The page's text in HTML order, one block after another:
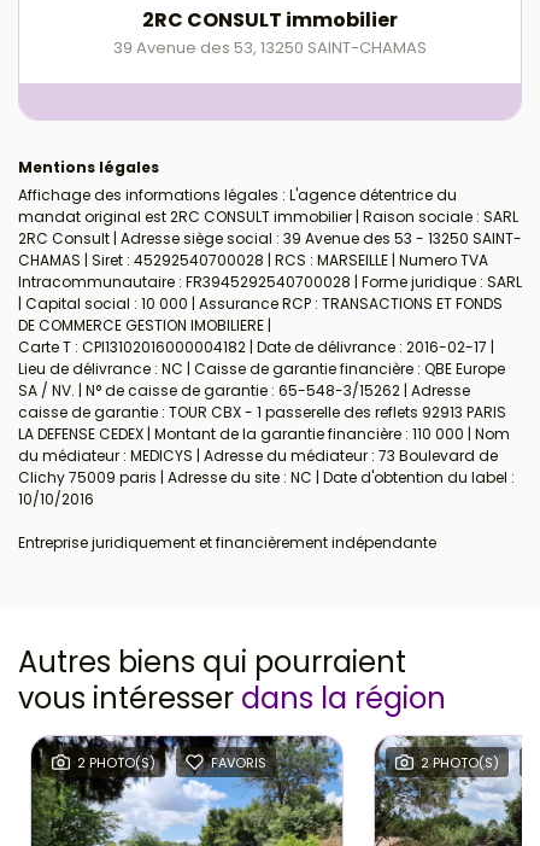
2RC CONSULT immobilier
39 Avenue des 53, 13250 SAINT-CHAMAS
Mentions légales
Affichage des informations légales : L'agence détentrice du
mandat original est 2RC CONSULT immobilier | Raison sociale : SARL
2RC Consult | Adresse siège social : 39 Avenue des 53 - 13250 SAINT-
CHAMAS | Siret : 45292540700028 | RCS : MARSEILLE | Numero TVA
Intracommunautaire : FR3945292540700028 | Forme juridique : SARL
| Capital social : 10 000 | Assurance RCP : TRANSACTIONS ET FONDS
DE COMMERCE GESTION IMOBILIERE |
Carte T : CPI13102016000004182 | Date de délivrance : 2016-02-17 |
Lieu de délivrance : NC | Caisse de garantie financière : QBE Europe
SA / NV. | N° de caisse de garantie : 65-548-3/15262 | Adresse
caisse de garantie : TOUR CBX - 1 passerelle des reflets 92913 PARIS
LA DEFENSE CEDEX | Montant de la garantie financière : 110 000 | Nom
du médiateur : MEDICYS | Adresse du médiateur : 73 Boulevard de
Clichy 75009 paris | Adresse du site : NC | Date d'obtention du label :
10/10/2016
Entreprise juridiquement et financièrement indépendante
Autres biens qui pourraient
vous intéresser dans la région
2 PHOTO(S) FAVORIS 2 PHOTO(S)